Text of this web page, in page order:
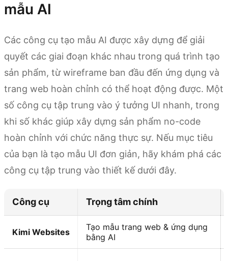
mẫu AI
Các công cụ tạo mẫu AI được xây dựng để giải
quyết các giai đoạn khác nhau trong quá trình tạo
sản phẩm, từ wireframe ban đầu đến ứng dụng và
trang web hoàn chỉnh có thể hoạt động được. Một
số công cụ tập trung vào ý tưởng UI nhanh, trong
khi số khác giúp xây dựng sản phẩm no-code
hoàn chỉnh với chức năng thực sự. Nếu mục tiêu
của bạn là tạo mẫu UI đơn giản, hãy khám phá các
công cụ tập trung vào thiết kế dưới đây.
Công cụ Trọng tâm chính
Kimi Websites
Tạo mẫu trang web & ứng dụng
bằng AI